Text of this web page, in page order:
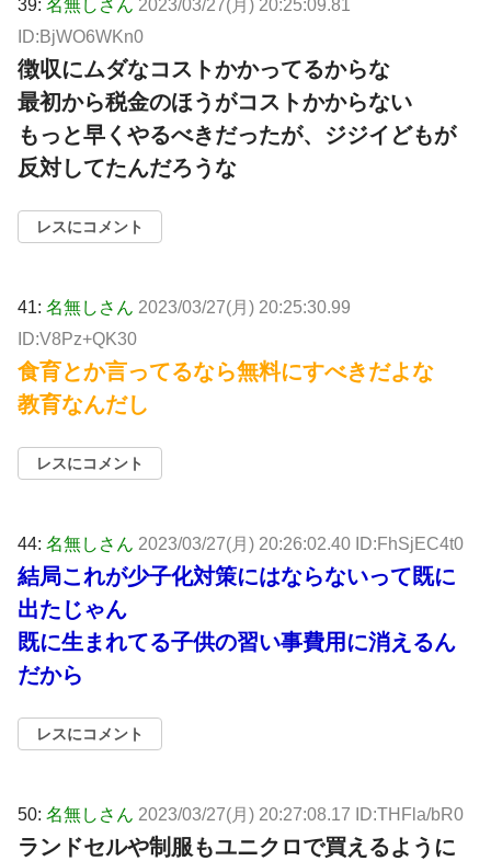
39: 名無しさん 2023/03/27(月) 20:25:09.81
ID:BjWO6WKn0
徴収にムダなコストかかってるからな
最初から税金のほうがコストかからない
もっと早くやるべきだったが、ジジイどもが
反対してたんだろうな
レスにコメント
41: 名無しさん 2023/03/27(月) 20:25:30.99
ID:V8Pz+QK30
食育とか言ってるなら無料にすべきだよな
教育なんだし
レスにコメント
44: 名無しさん 2023/03/27(月) 20:26:02.40 ID:FhSjEC4t0
結局これが少子化対策にはならないって既に
出たじゃん
既に生まれてる子供の習い事費用に消えるん
だから
レスにコメント
50: 名無しさん 2023/03/27(月) 20:27:08.17 ID:THFla/bR0
ランドセルや制服もユニクロで買えるように